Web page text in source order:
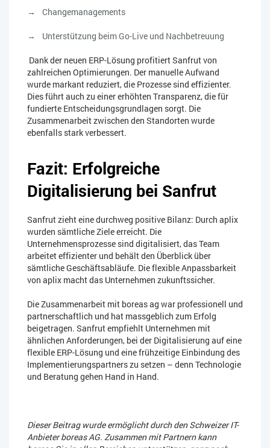
Changemanagements
Unterstützung beim Go-Live und Nachbetreuung
Dank der neuen ERP-Lösung profitiert Sanfrut von
zahlreichen Optimierungen. Der manuelle Aufwand
wurde markant reduziert, die Prozesse sind effizienter.
Dies führt auch zu einer erhöhten Transparenz, die für
fundierte Entscheidungsgrundlagen sorgt. Die
Zusammenarbeit zwischen den Standorten wurde
ebenfalls stark verbessert.
Fazit: Erfolgreiche
Digitalisierung bei Sanfrut
Sanfrut zieht eine durchweg positive Bilanz: Durch aplix
wurden sämtliche Ziele erreicht. Die
Unternehmensprozesse sind digitalisiert, das Team
arbeitet effizienter und behält den Überblick über
sämtliche Geschäftsabläufe. Die flexible Anpassbarkeit
von aplix macht das Unternehmen zukunftssicher.
Die Zusammenarbeit mit boreas ag war professionell und
partnerschaftlich und hat massgeblich zum Erfolg
beigetragen. Sanfrut empfiehlt Unternehmen mit
ähnlichen Anforderungen, bei der Digitalisierung auf eine
flexible ERP-Lösung und eine frühzeitige Einbindung des
Implementierungspartners zu setzen – denn Technologie
und Beratung gehen Hand in Hand.
Dieser Beitrag wurde ermöglicht durch den Schweizer IT-
Anbieter boreas AG. Zusammen mit Partnern kann